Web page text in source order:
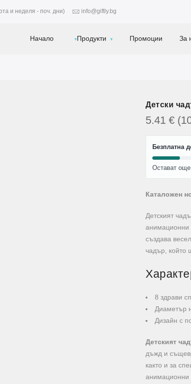
и неделя - поч. дни) info@giftly.bg
Начало Продукти Промоции За
Детски
5.41 €
Безплатна
Остават още
Каталожен
Детският
анимационни
създава
чадър, който
8 здрави
Диаметър
Дизайн с
Детският
дъжд и
както и за
анимационни